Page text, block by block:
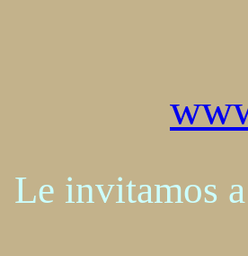
Le invitamos